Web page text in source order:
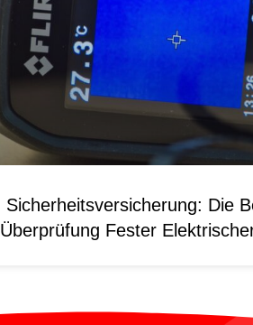
Sicherheitsversicherung: Die
Überprüfung Fester